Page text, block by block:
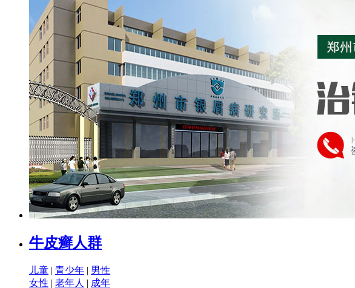
牛皮癣人群
儿童 | 青少年 | 男性
女性 | 老年人 | 成年